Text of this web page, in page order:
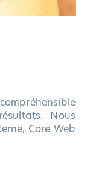
Nous
Core Web